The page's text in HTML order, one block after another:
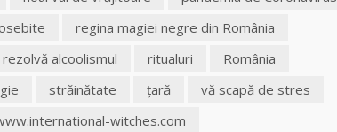
regina magiei negre din România
rezolvă alcoolismul ritualuri
România
străinătate ţară
vă scapă de stres
witches.com